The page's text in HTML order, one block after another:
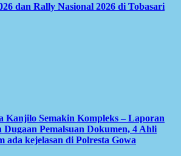
dan Rally Nasional 2026 di Tobasari
Kanjilo Semakin Kompleks – Laporan
Pemalsuan Dokumen, 4 Ahli
ada kejelasan di Polresta Gowa